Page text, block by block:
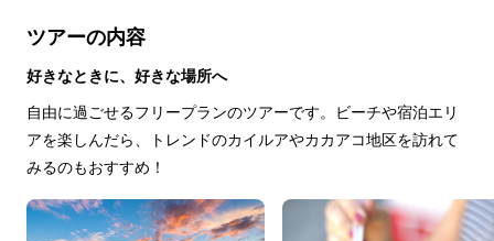
ツアーの内容
好きなときに、好きな場所へ
自由に過ごせるフリープランのツアーです。ビーチや宿泊エリ
アを楽しんだら、トレンドのカイルアやカカアコ地区を訪れて
みるのもおすすめ！